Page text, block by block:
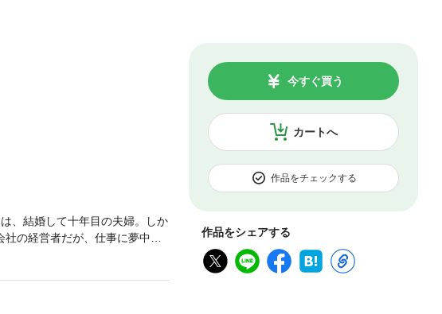
カートへ
今すぐ買う
作品をチェックする
作品をシェアする
、結婚して十年目の夫婦。しか
の経営者だが、仕事に夢中で
、離婚を望んでいた。だが、
暮らしはじめた。そして、改